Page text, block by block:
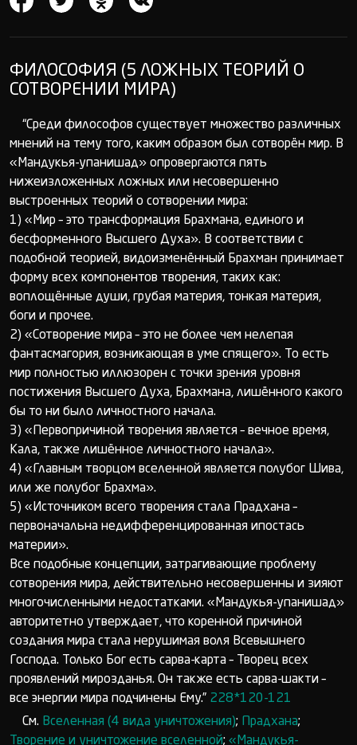
ФИЛОСОФИЯ (5 ЛОЖНЫХ ТЕОРИЙ О
СОТВОРЕНИИ МИРА)
“Среди философов существует множество различных
мнений на тему того, каким образом был сотворён мир. В
«Мандукья-упанишад» опровергаются пять
нижеизложенных ложных или несовершенно
выстроенных теорий о сотворении мира:
1) «Мир – это трансформация Брахмана, единого и
бесформенного Высшего Духа». В соответствии с
подобной теорией, видоизменённый Брахман принимает
форму всех компонентов творения, таких как:
воплощённые души, грубая материя, тонкая материя,
боги и прочее.
2) «Сотворение мира – это не более чем нелепая
фантасмагория, возникающая в уме спящего». То есть
мир полностью иллюзорен с точки зрения уровня
постижения Высшего Духа, Брахмана, лишённого какого
бы то ни было личностного начала.
3) «Первопричиной творения является – вечное время,
Кала, также лишённое личностного начала».
4) «Главным творцом вселенной является полубог Шива,
или же полубог Брахма».
5) «Источником всего творения стала Прадхана –
первоначальна недифференцированная ипостась
материи».
Все подобные концепции, затрагивающие проблему
сотворения мира, действительно несовершенны и зияют
многочисленными недостатками. «Мандукья-упанишад»
авторитетно утверждает, что коренной причиной
создания мира стала нерушимая воля Всевышнего
Господа. Только Бог есть сарва-карта – Творец всех
проявлений мирозданья. Он также есть сарва-шакти –
все энергии мира подчинены Ему.” 228*120-121
См. Вселенная (4 вида уничтожения); Прадхана;
Творение и уничтожение вселенной; «Мандукья-